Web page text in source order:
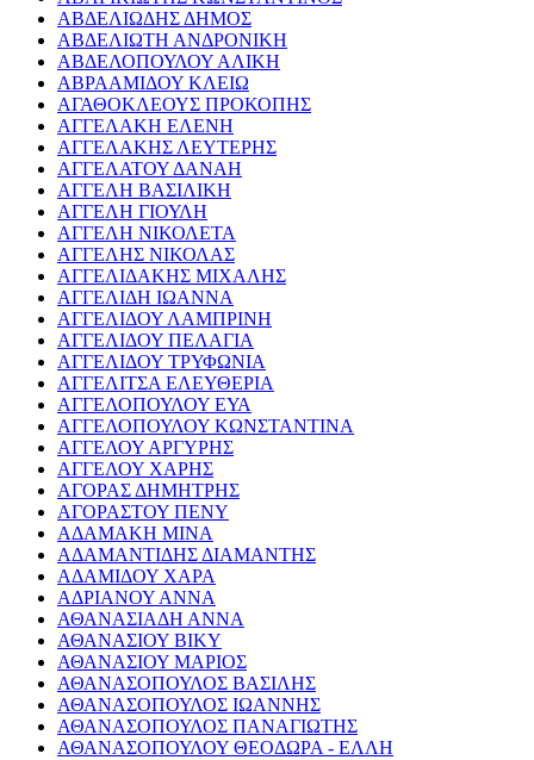
ΑΒΔΕΛΙΩΔΗΣ ΔΗΜΟΣ
ΑΒΔΕΛΙΩΤΗ ΑΝΔΡΟΝΙΚΗ
ΑΒΔΕΛΟΠΟΥΛΟΥ ΑΛΙΚΗ
ΑΒΡΑΑΜΙΔΟΥ ΚΛΕΙΩ
ΑΓΑΘΟΚΛΕΟΥΣ ΠΡΟΚΟΠΗΣ
ΑΓΓΕΛΑΚΗ ΕΛΕΝΗ
ΑΓΓΕΛΑΚΗΣ ΛΕΥΤΕΡΗΣ
ΑΓΓΕΛΑΤΟΥ ΔΑΝΑΗ
ΑΓΓΕΛΗ ΒΑΣΙΛΙΚΗ
ΑΓΓΕΛΗ ΓΙΟΥΛΗ
ΑΓΓΕΛΗ ΝΙΚΟΛΕΤΑ
ΑΓΓΕΛΗΣ ΝΙΚΟΛΑΣ
ΑΓΓΕΛΙΔΑΚΗΣ ΜΙΧΑΛΗΣ
ΑΓΓΕΛΙΔΗ ΙΩΑΝΝΑ
ΑΓΓΕΛΙΔΟΥ ΛΑΜΠΡΙΝΗ
ΑΓΓΕΛΙΔΟΥ ΠΕΛΑΓΙΑ
ΑΓΓΕΛΙΔΟΥ ΤΡΥΦΩΝΙΑ
ΑΓΓΕΛΙΤΣΑ ΕΛΕΥΘΕΡΙΑ
ΑΓΓΕΛΟΠΟΥΛΟΥ ΕΥΑ
ΑΓΓΕΛΟΠΟΥΛΟΥ ΚΩΝΣΤΑΝΤΙΝΑ
ΑΓΓΕΛΟΥ ΑΡΓΥΡΗΣ
ΑΓΓΕΛΟΥ ΧΑΡΗΣ
ΑΓΟΡΑΣ ΔΗΜΗΤΡΗΣ
ΑΓΟΡΑΣΤΟΥ ΠΕΝΥ
ΑΔΑΜΑΚΗ ΜΙΝΑ
ΑΔΑΜΑΝΤΙΔΗΣ ΔΙΑΜΑΝΤΗΣ
ΑΔΑΜΙΔΟΥ ΧΑΡΑ
ΑΔΡΙΑΝΟΥ ΑΝΝΑ
ΑΘΑΝΑΣΙΑΔΗ ΑΝΝΑ
ΑΘΑΝΑΣΙΟΥ ΒΙΚΥ
ΑΘΑΝΑΣΙΟΥ ΜΑΡΙΟΣ
ΑΘΑΝΑΣΟΠΟΥΛΟΣ ΒΑΣΙΛΗΣ
ΑΘΑΝΑΣΟΠΟΥΛΟΣ ΙΩΑΝΝΗΣ
ΑΘΑΝΑΣΟΠΟΥΛΟΣ ΠΑΝΑΓΙΩΤΗΣ
ΑΘΑΝΑΣΟΠΟΥΛΟΥ ΘΕΟΔΩΡΑ - ΕΛΛΗ